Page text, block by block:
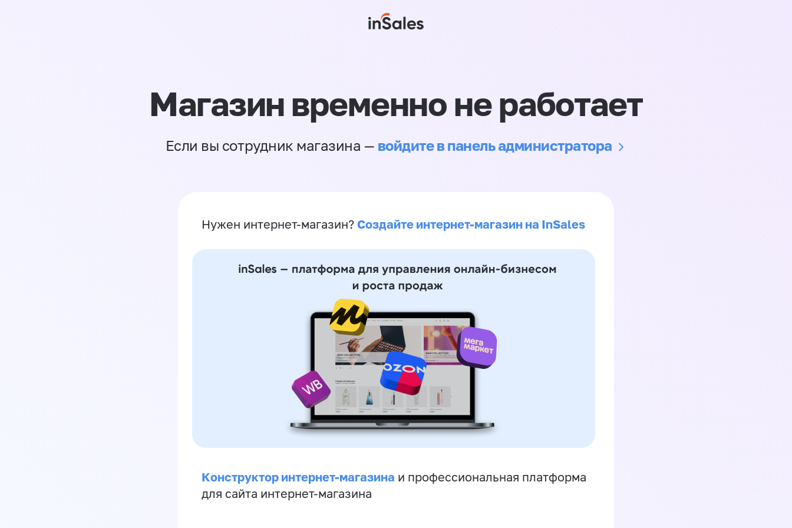
Магазин временно не работает
Если вы сотрудник магазина — войдите в панель администратора
Нужен интернет-магазин? Создайте интернет-магазин на InSales
Конструктор интернет-магазина и профессиональная платформа
для сайта интернет-магазина